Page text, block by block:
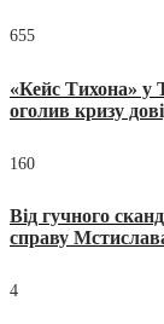
655
«Кейс Тихона» у
оголив кризу
160
Від гучного
справу
4